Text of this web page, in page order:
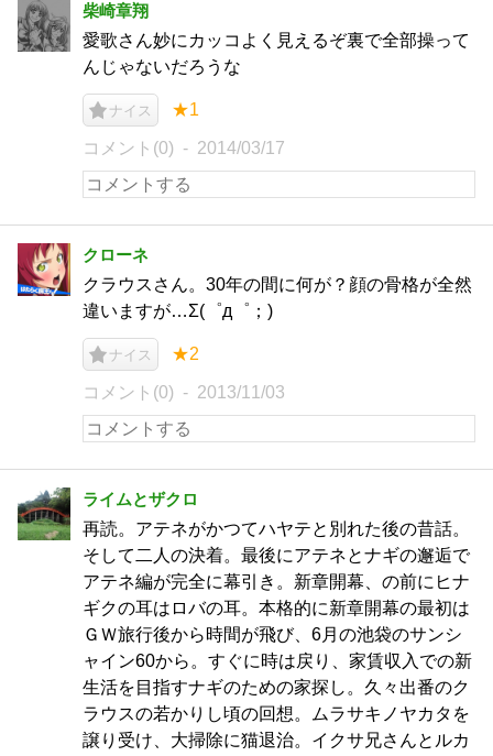
柴崎章翔
愛歌さん妙にカッコよく見えるぞ裏で全部操って
んじゃないだろうな
ナイス ★1
コメント(0) 2014/03/17
クローネ
クラウスさん。30年の間に何が？顔の骨格が全然
違いますが…Σ(゜д゜；)
ナイス ★2
コメント(0) 2013/11/03
ライムとザクロ
再読。アテネがかつてハヤテと別れた後の昔話。
そして二人の決着。最後にアテネとナギの邂逅で
アテネ編が完全に幕引き。新章開幕、の前にヒナ
ギクの耳はロバの耳。本格的に新章開幕の最初は
ＧＷ旅行後から時間が飛び、6月の池袋のサンシ
ャイン60から。すぐに時は戻り、家賃収入での新
生活を目指すナギのための家探し。久々出番のク
ラウスの若かりし頃の回想。ムラサキノヤカタを
譲り受け、大掃除に猫退治。イクサ兄さんとルカ